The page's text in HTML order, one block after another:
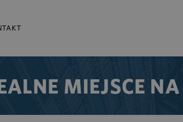
MIEJSCE